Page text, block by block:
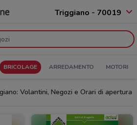
Triggiano - 70019
BRICOLAGE ARREDAMENTO MOTORI
Volantini, Negozi e Orari di apertura